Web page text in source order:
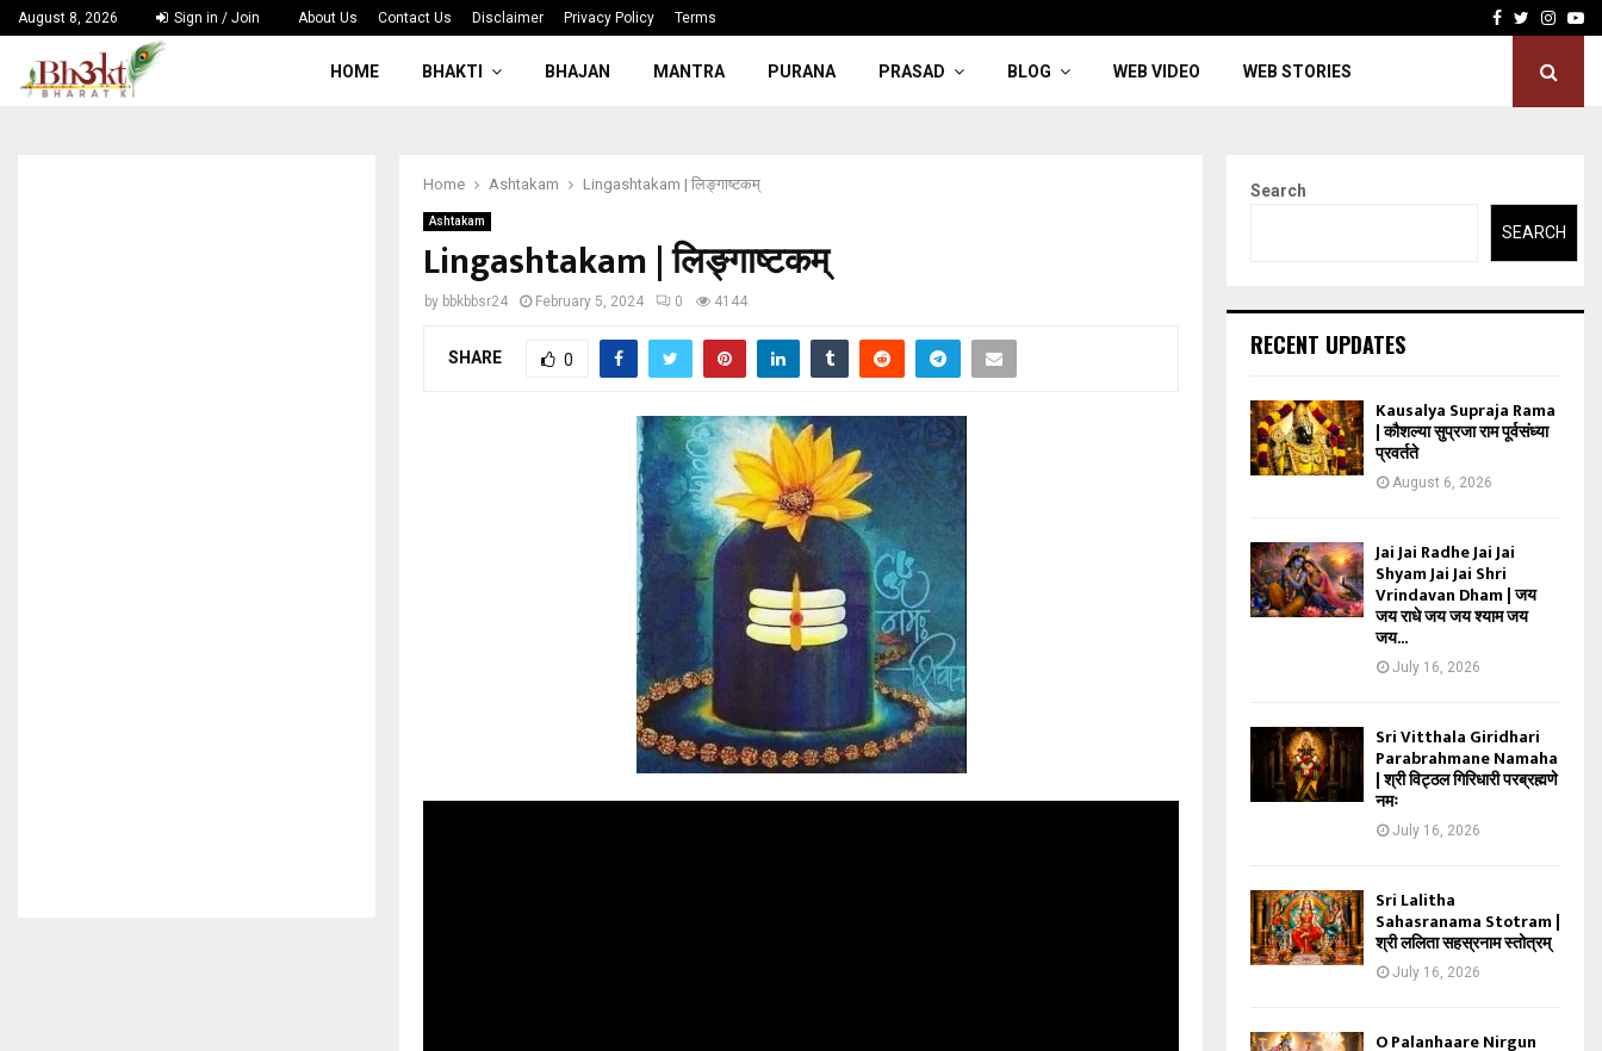
August 8, 2026 Sign in / Join About Us Contact Us Disclaimer Privacy Policy Terms Facebook
Twitter
HOME BHAKTI BHAJAN MANTRA PURANA PRASAD BLOG WEB VIDEO WEB STORIES
Home Ashtakam Lingashtakam | लिङ्गाष्टकम्
Ashtakam
Lingashtakam | लिङ्गाष्टकम्
by bbkbbsr24 February 5, 2024 0 4144
SHARE 0
Search
SEARCH
RECENT UPDATES
Kausalya Supraja Rama
| कौशल्या सुप्रजा राम पूर्वसंध्या
प्रवर्तते
August 6, 2026
Jai Jai Radhe Jai Jai
Shyam Jai Jai Shri
Vrindavan Dham | जय
जय राधे जय जय श्याम जय
जय...
July 16, 2026
Sri Vitthala Giridhari
Parabrahmane Namaha
| श्री विट्ठल गिरिधारी परब्रह्मणे
नमः
July 16, 2026
Sri Lalitha
Sahasranama Stotram |
श्री ललिता सहस्रनाम स्तोत्रम्
July 16, 2026
O Palanhaare Nirgun